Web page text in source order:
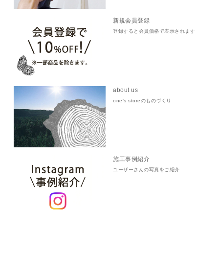
新規会員登録
登録すると会員価格で表示されます
about us
one's storeのものづくり
施工事例紹介
ユーザーさんの写真をご紹介